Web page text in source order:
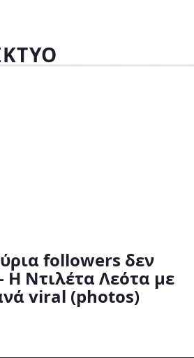
followers δεν
Η Ντιλέτα Λεότα με
viral (photos)